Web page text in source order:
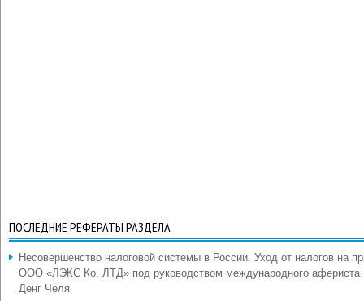
ПОСЛЕДНИЕ РЕФЕРАТЫ РАЗДЕЛА
Несовершенство налоговой системы в России. Уход от налогов на
ООО «ЛЭКС Ко. ЛТД» под руководством международного
Денг Челя